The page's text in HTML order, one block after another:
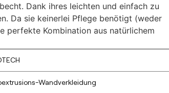
Dank ihres leichten und einfach zu
Da sie keinerlei Pflege benötigt (weder
perfekte Kombination aus natürlichem
Wandverkleidung